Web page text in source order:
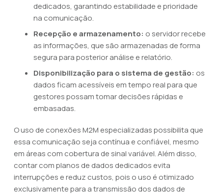
dedicados, garantindo estabilidade e prioridade
na comunicação.
Recepção e armazenamento: o servidor recebe
as informações, que são armazenadas de forma
segura para posterior análise e relatório.
Disponibilização para o sistema de gestão: os
dados ficam acessíveis em tempo real para que
gestores possam tomar decisões rápidas e
embasadas.
O uso de conexões M2M especializadas possibilita que
essa comunicação seja contínua e confiável, mesmo
em áreas com cobertura de sinal variável. Além disso,
contar com planos de dados dedicados evita
interrupções e reduz custos, pois o uso é otimizado
exclusivamente para a transmissão dos dados de